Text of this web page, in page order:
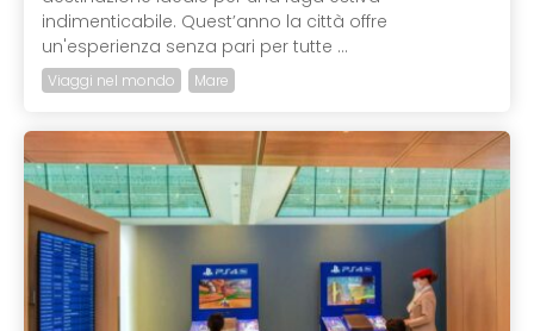
indimenticabile. Quest’anno la città offre
un'esperienza senza pari per tutte ...
Viaggi nel mondo Mare